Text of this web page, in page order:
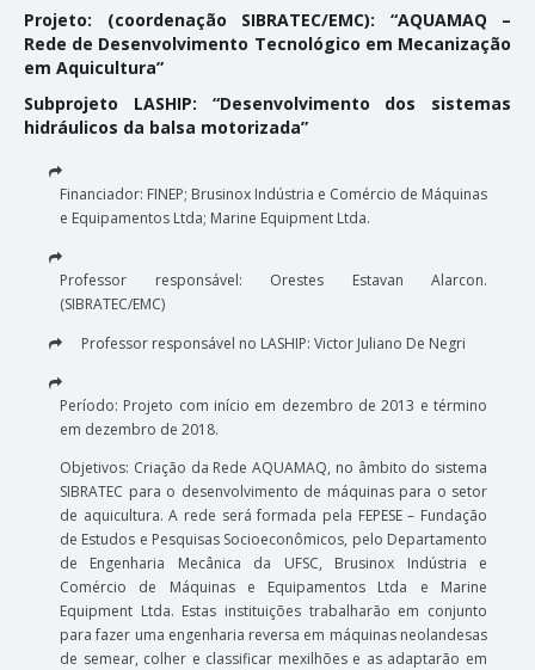
Projeto: (coordenação SIBRATEC/EMC): “AQUAMAQ –
Rede de Desenvolvimento Tecnológico em Mecanização
em Aquicultura”
Subprojeto LASHIP: “Desenvolvimento dos sistemas
hidráulicos da balsa motorizada”
Financiador: FINEP; Brusinox Indústria e Comércio de Máquinas
e Equipamentos Ltda; Marine Equipment Ltda.
Professor responsável: Orestes Estavan Alarcon.
(SIBRATEC/EMC)
Professor responsável no LASHIP: Victor Juliano De Negri
Período: Projeto com início em dezembro de 2013 e término
em dezembro de 2018.
Objetivos: Criação da Rede AQUAMAQ, no âmbito do sistema
SIBRATEC para o desenvolvimento de máquinas para o setor
de aquicultura. A rede será formada pela FEPESE – Fundação
de Estudos e Pesquisas Socioeconômicos, pelo Departamento
de Engenharia Mecânica da UFSC, Brusinox Indústria e
Comércio de Máquinas e Equipamentos Ltda e Marine
Equipment Ltda. Estas instituições trabalharão em conjunto
para fazer uma engenharia reversa em máquinas neolandesas
de semear, colher e classificar mexilhões e as adaptarão em